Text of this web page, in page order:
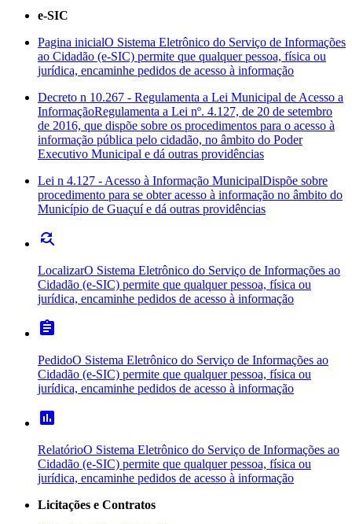
e-SIC
Pagina inicialO Sistema Eletrônico do Serviço de Informações
ao Cidadão (e-SIC) permite que qualquer pessoa, física ou
jurídica, encaminhe pedidos de acesso à informação
Decreto n 10.267 - Regulamenta a Lei Municipal de Acesso a
InformaçãoRegulamenta a Lei nº. 4.127, de 20 de setembro
de 2016, que dispõe sobre os procedimentos para o acesso à
informação pública pelo cidadão, no âmbito do Poder
Executivo Municipal e dá outras providências
Lei n 4.127 - Acesso à Informação MunicipalDispõe sobre
procedimento para se obter acesso à informação no âmbito do
Município de Guaçuí e dá outras providências
find_replace
LocalizarO Sistema Eletrônico do Serviço de Informações ao
Cidadão (e-SIC) permite que qualquer pessoa, física ou
jurídica, encaminhe pedidos de acesso à informação
assignment
PedidoO Sistema Eletrônico do Serviço de Informações ao
Cidadão (e-SIC) permite que qualquer pessoa, física ou
jurídica, encaminhe pedidos de acesso à informação
poll
RelatórioO Sistema Eletrônico do Serviço de Informações ao
Cidadão (e-SIC) permite que qualquer pessoa, física ou
jurídica, encaminhe pedidos de acesso à informação
Licitações e Contratos